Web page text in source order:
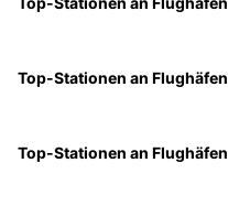
Top-Stationen an Flughäfen
Top-Stationen an Flughäfen